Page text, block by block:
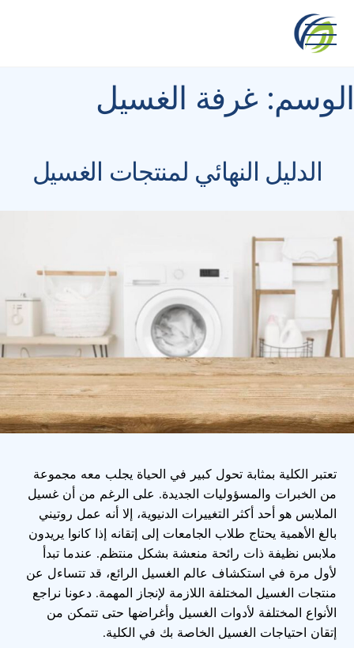
content
الوسم: غرفة الغسيل
الدليل النهائي لمنتجات الغسيل
تعتبر الكلية بمثابة تحول كبير في الحياة يجلب معه مجموعة
من الخبرات والمسؤوليات الجديدة. على الرغم من أن غسيل
الملابس هو أحد أكثر التغييرات الدنيوية، إلا أنه عمل روتيني
بالغ الأهمية يحتاج طلاب الجامعات إلى إتقانه إذا كانوا يريدون
ملابس نظيفة ذات رائحة منعشة بشكل منتظم. عندما تبدأ
لأول مرة في استكشاف عالم الغسيل الرائع، قد تتساءل عن
منتجات الغسيل المختلفة اللازمة لإنجاز المهمة. دعونا نراجع
الأنواع المختلفة لأدوات الغسيل وأغراضها حتى تتمكن من
إتقان احتياجات الغسيل الخاصة بك في الكلية.